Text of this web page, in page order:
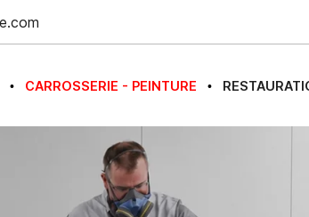
• CARROSSERIE - PEINTURE •